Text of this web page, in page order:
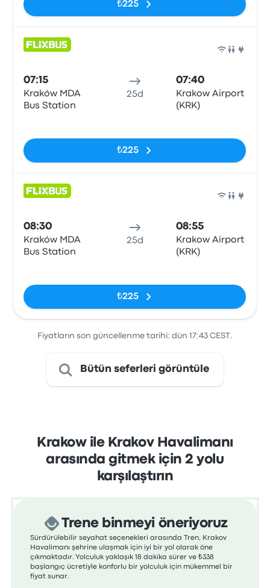
₺225
07:15
Kraków MDA
Bus Station
25d
07:40
Krakow Airport
(KRK)
₺225
08:30
Kraków MDA
Bus Station
25d
08:55
Krakow Airport
(KRK)
₺225
Fiyatların son güncellenme tarihi: dün 17:43 CEST.
Bütün seferleri görüntüle
Krakow ile Krakov Havalimanı
arasında gitmek için 2 yolu
karşılaştırın
Trene binmeyi öneriyoruz
Sürdürülebilir seyahat seçenekleri arasında Tren, Krakov
Havalimanı şehrine ulaşmak için iyi bir yol olarak öne
çıkmaktadır. Yolculuk yaklaşık 18 dakika sürer ve ₺338
başlangıç ücretiyle konforlu bir yolculuk için mükemmel bir
fiyat sunar.